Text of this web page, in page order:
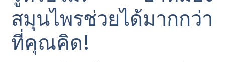
สมุนไพรช่วยได้มากกว่า
ที่คุณคิด!